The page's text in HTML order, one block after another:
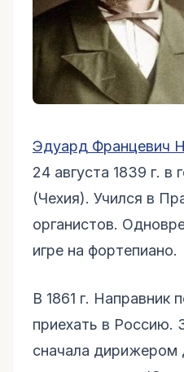
Эдуард Францевич
24 августа 1839 г. в
(Чехия). Учился в
органистов.
игре на фортепиано.
В 1861 г. Направник
приехать в Россию.
сначала дирижером